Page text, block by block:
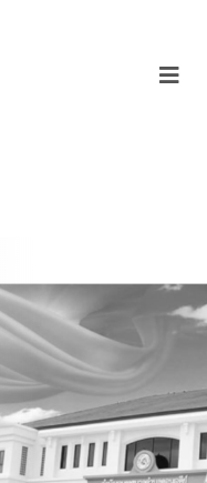
ำบล
หนดการลา